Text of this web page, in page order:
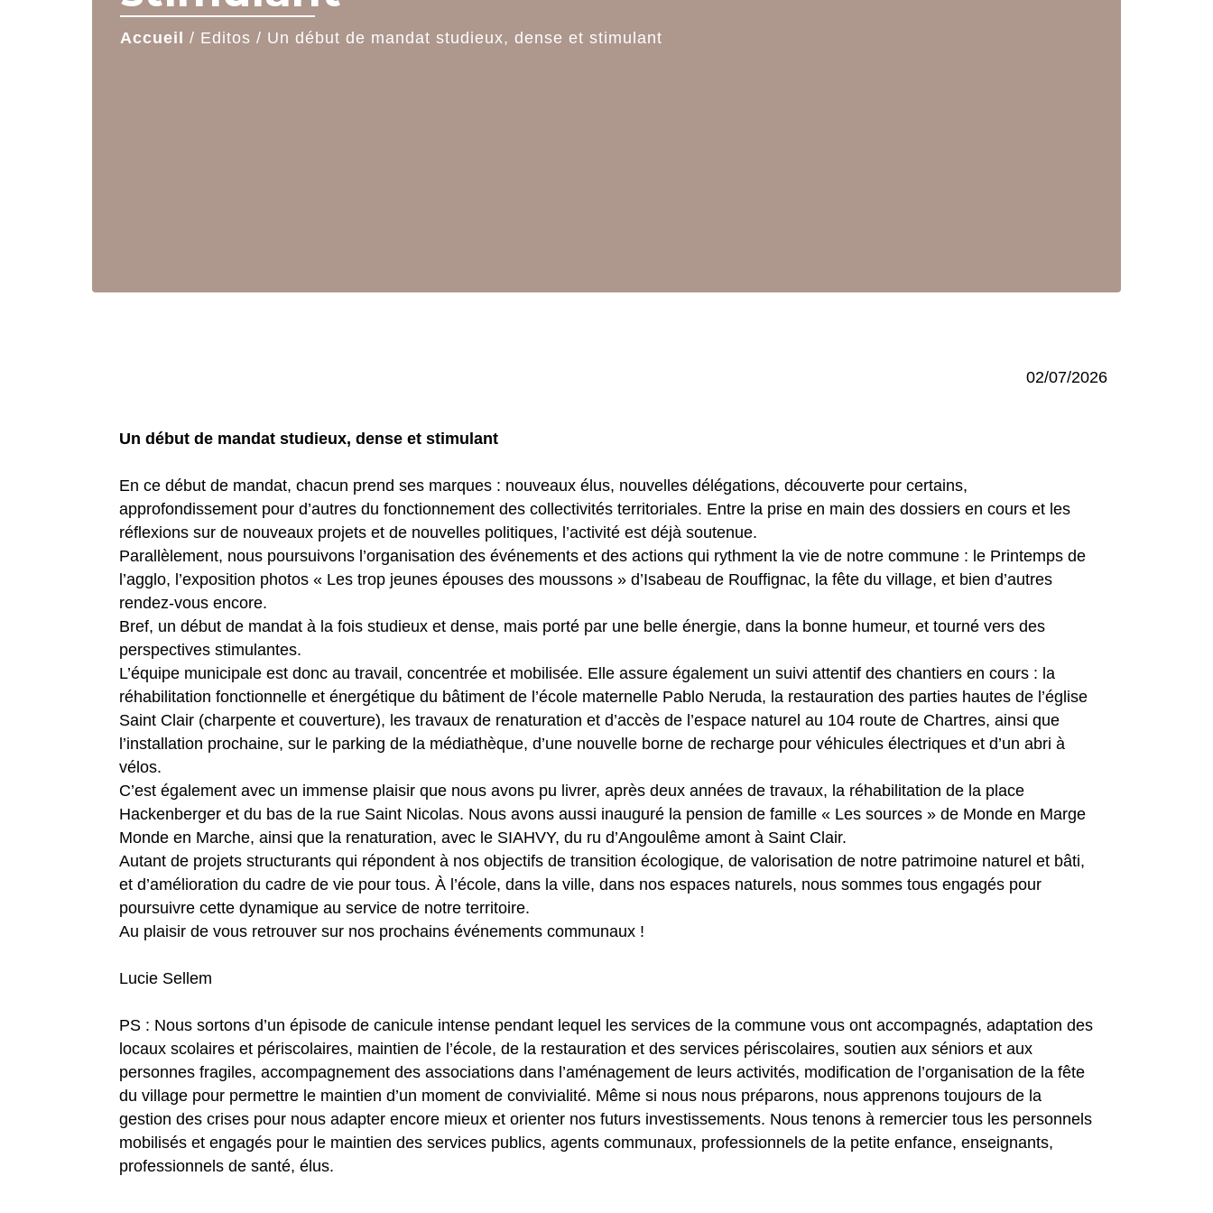
Accueil / Editos / Un début de mandat studieux, dense et stimulant
02/07/2026
Un début de mandat studieux, dense et stimulant
En ce début de mandat, chacun prend ses marques : nouveaux élus, nouvelles délégations, découverte pour certains,
approfondissement pour d’autres du fonctionnement des collectivités territoriales. Entre la prise en main des dossiers en cours et les
réflexions sur de nouveaux projets et de nouvelles politiques, l’activité est déjà soutenue.
Parallèlement, nous poursuivons l’organisation des événements et des actions qui rythment la vie de notre commune : le Printemps de
l’agglo, l’exposition photos « Les trop jeunes épouses des moussons » d’Isabeau de Rouffignac, la fête du village, et bien d’autres
rendez-vous encore.
Bref, un début de mandat à la fois studieux et dense, mais porté par une belle énergie, dans la bonne humeur, et tourné vers des
perspectives stimulantes.
L’équipe municipale est donc au travail, concentrée et mobilisée. Elle assure également un suivi attentif des chantiers en cours : la
réhabilitation fonctionnelle et énergétique du bâtiment de l’école maternelle Pablo Neruda, la restauration des parties hautes de l’église
Saint Clair (charpente et couverture), les travaux de renaturation et d’accès de l’espace naturel au 104 route de Chartres, ainsi que
l’installation prochaine, sur le parking de la médiathèque, d’une nouvelle borne de recharge pour véhicules électriques et d’un abri à
vélos.
C’est également avec un immense plaisir que nous avons pu livrer, après deux années de travaux, la réhabilitation de la place
Hackenberger et du bas de la rue Saint Nicolas. Nous avons aussi inauguré la pension de famille « Les sources » de Monde en Marge
Monde en Marche, ainsi que la renaturation, avec le SIAHVY, du ru d’Angoulême amont à Saint Clair.
Autant de projets structurants qui répondent à nos objectifs de transition écologique, de valorisation de notre patrimoine naturel et bâti,
et d’amélioration du cadre de vie pour tous. À l’école, dans la ville, dans nos espaces naturels, nous sommes tous engagés pour
poursuivre cette dynamique au service de notre territoire.
Au plaisir de vous retrouver sur nos prochains événements communaux !
Lucie Sellem
PS : Nous sortons d’un épisode de canicule intense pendant lequel les services de la commune vous ont accompagnés, adaptation des
locaux scolaires et périscolaires, maintien de l’école, de la restauration et des services périscolaires, soutien aux séniors et aux
personnes fragiles, accompagnement des associations dans l’aménagement de leurs activités, modification de l’organisation de la fête
du village pour permettre le maintien d’un moment de convivialité. Même si nous nous préparons, nous apprenons toujours de la
gestion des crises pour nous adapter encore mieux et orienter nos futurs investissements. Nous tenons à remercier tous les personnels
mobilisés et engagés pour le maintien des services publics, agents communaux, professionnels de la petite enfance, enseignants,
professionnels de santé, élus.